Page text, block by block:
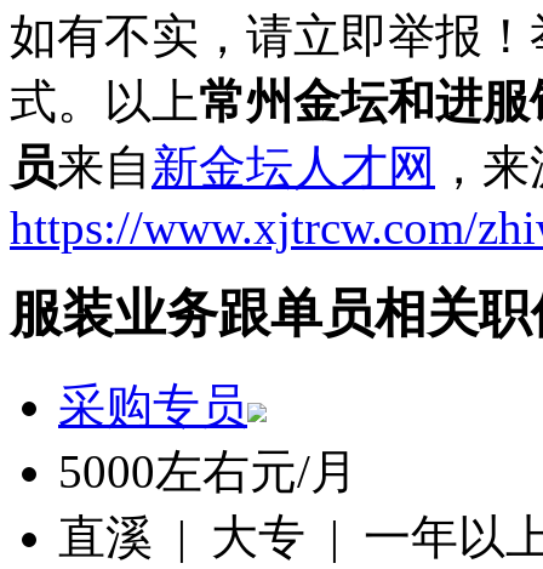
如有不实，请立即举报
式。以上常州金坛和进
员来自新金坛人才网 ，
https://www.xjtrcw.com/
服装业务跟单员相关职
采购专员
5000左右元/月
直溪 | 大专 | 一年以